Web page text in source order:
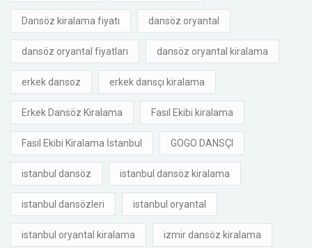
Dansöz kiralama fiyatı dansöz oryantal
dansöz oryantal fiyatları dansöz oryantal kiralama
erkek dansoz erkek dansçı kiralama
Erkek Dansöz Kiralama Fasıl Ekibi kiralama
Fasıl Ekibi Kiralama İstanbul GOGO DANSÇI
istanbul dansöz istanbul dansöz kiralama
istanbul dansözleri istanbul oryantal
istanbul oryantal kiralama izmir dansöz kiralama